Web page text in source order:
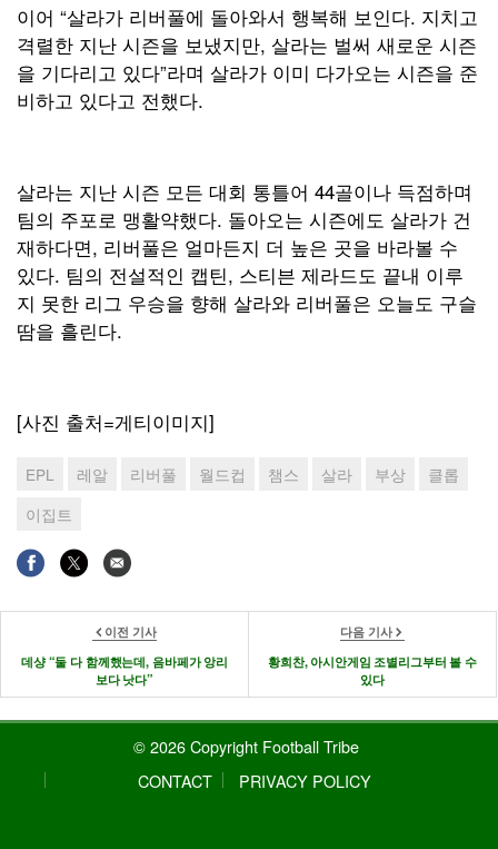
이어 “살라가 리버풀에 돌아와서 행복해 보인다. 지치고
격렬한 지난 시즌을 보냈지만, 살라는 벌써 새로운 시즌
을 기다리고 있다”라며 살라가 이미 다가오는 시즌을 준
비하고 있다고 전했다.
살라는 지난 시즌 모든 대회 통틀어 44골이나 득점하며
팀의 주포로 맹활약했다. 돌아오는 시즌에도 살라가 건
재하다면, 리버풀은 얼마든지 더 높은 곳을 바라볼 수
있다. 팀의 전설적인 캡틴, 스티븐 제라드도 끝내 이루
지 못한 리그 우승을 향해 살라와 리버풀은 오늘도 구슬
땀을 흘린다.
[사진 출처=게티이미지]
EPL 레알 리버풀 월드컵 챔스 살라 부상
클롭
이집트
이전 기사
데샹 “둘 다 함께했는데, 음바페가 앙리
보다 낫다”
다음 기사
황희찬, 아시안게임 조별리그부터 볼 수
있다
© 2026 Copyright Football Tribe
CONTACT
PRIVACY POLICY